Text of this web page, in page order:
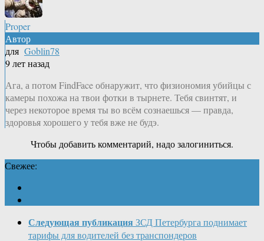
Proper
Автор
для Goblin78
9 лет назад
Ага, а потом FindFace обнаружит, что физиономия убийцы с
камеры похожа на твои фотки в тырнете. Тебя свинтят, и
через некоторое время ты во всём сознаешься — правда,
здоровья хорошего у тебя вже не будэ.
Чтобы добавить комментарий, надо залогиниться.
Свежее:
Следующая публикация ЗСД Петербурга поднимает
тарифы для водителей без транспондеров